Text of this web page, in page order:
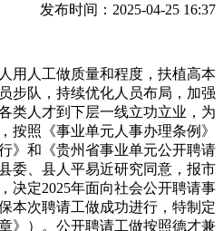
发布时间：2025-04-25 16:37
人工做质量和程度，扶植高本
步队，持续优化人员布局，加强
类人才到下层一线立功立业，为
按照《事业单元人事办理条例》
》和《贵州省事业单元公开聘请
委、县人平易近研究同意，报市
决定2025年面向社会公开聘请事
本次聘请工做成功进行，特制定
》）。公开聘请工做按照德才兼